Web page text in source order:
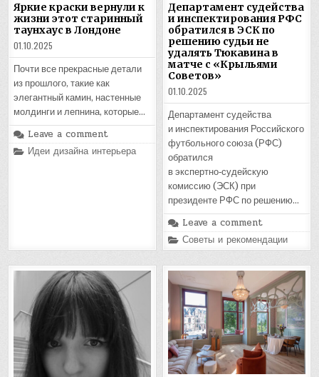
Яркие краски вернули к
жизни этот старинный
таунхаус в Лондоне
01.10.2025
Почти все прекрасные детали
из прошлого, такие как
элегантный камин, настенные
молдинги и лепнина, которые…
Leave a comment
Posted
in
Идеи дизайна интерьера
Департамент судейства
и инспектирования РФС
обратился в ЭСК по
решению судьи не
удалять Тюкавина в
матче с «Крыльями
Советов»
01.10.2025
Департамент судейства
и инспектирования Российского
футбольного союза (РФС)
обратился
в экспертно‑судейскую
комиссию (ЭСК) при
президенте РФС по решению…
Leave a comment
Posted
in
Советы и рекомендации